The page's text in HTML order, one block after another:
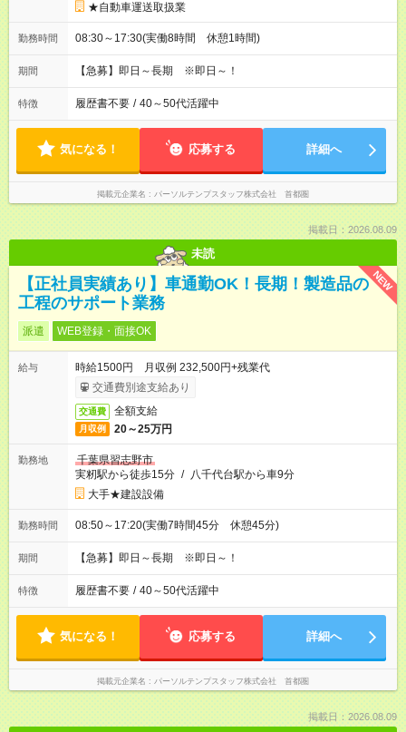
★自動車運送取扱業
勤務時間 08:30～17:30(実働8時間 休憩1時間)
期間 【急募】即日～長期 ※即日～！
特徴 履歴書不要 / 40～50代活躍中
気になる！ 応募する 詳細へ
掲載元企業名 パーソルテンプスタッフ株式会社 首都圏
掲載日：2026.08.09
未読
NEW
【正社員実績あり】車通勤OK！長期！製造品の
工程のサポート業務
派遣 WEB登録・面接OK
給与
時給1500円 月収例 232,500円+残業代
交通費別途支給あり
交通費 全額支給
月収例 20～25万円
勤務地
千葉県習志野市
実籾駅から徒歩15分 / 八千代台駅から車9分
大手★建設設備
勤務時間 08:50～17:20(実働7時間45分 休憩45分)
期間 【急募】即日～長期 ※即日～！
特徴 履歴書不要 / 40～50代活躍中
気になる！ 応募する 詳細へ
掲載元企業名 パーソルテンプスタッフ株式会社 首都圏
掲載日：2026.08.09